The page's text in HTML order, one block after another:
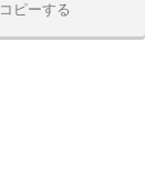
コピーする